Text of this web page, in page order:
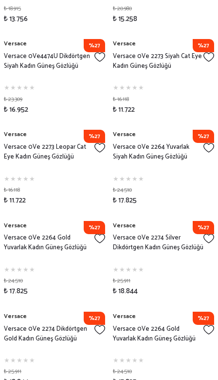
₺ 18.915
₺ 13.756
₺ 20.980
₺ 15.258
%27
Versace
Versace 0Ve4474U Dikdörtgen
Siyah Kadın Güneş Gözlüğü
₺ 23.309
₺ 16.952
%27
Versace
Versace 0Ve 2273 Siyah Cat Eye
Kadın Güneş Gözlüğü
₺ 16.118
₺ 11.722
%27
Versace
Versace 0Ve 2273 Leopar Cat
Eye Kadın Güneş Gözlüğü
₺ 16.118
₺ 11.722
%27
Versace
Versace 0Ve 2264 Yuvarlak
Siyah Kadın Güneş Gözlüğü
₺ 24.510
₺ 17.825
%27
Versace
Versace 0Ve 2264 Gold
Yuvarlak Kadın Güneş Gözlüğü
₺ 24.510
₺ 17.825
%27
Versace
Versace 0Ve 2274 Silver
Dikdörtgen Kadın Güneş Gözlüğü
₺ 25.911
₺ 18.844
%27
Versace
Versace 0Ve 2274 Dikdörtgen
Gold Kadın Güneş Gözlüğü
₺ 25.911
%27
Versace
Versace 0Ve 2264 Gold
Yuvarlak Kadın Güneş Gözlüğü
₺ 24.510